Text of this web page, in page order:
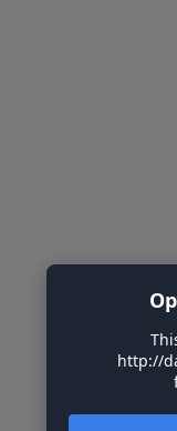
http://